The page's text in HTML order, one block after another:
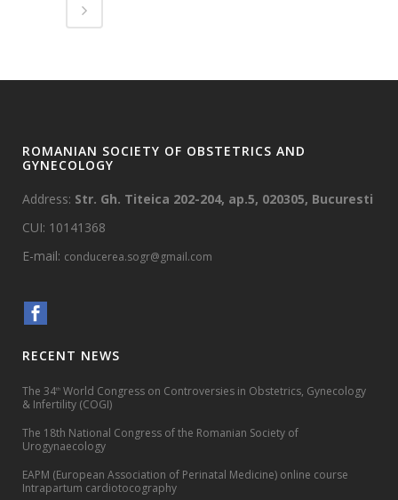
ROMANIAN SOCIETY OF OBSTETRICS AND
GYNECOLOGY
Address: Str. Gh. Titeica 202-204, ap.5, 020305, Bucuresti
CUI: 10141368
E-mail: conducerea.sogr@gmail.com
RECENT NEWS
The 34th World Congress on Controversies in Obstetrics, Gynecology
& Infertility (COGI)
The 18th National Congress of the Romanian Society of
Urogynaecology
EAPM (European Association of Perinatal Medicine) online course
Intrapartum cardiotocography